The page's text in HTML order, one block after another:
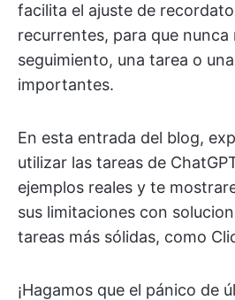
facilita el ajuste de
recurrentes, para que nunca
seguimiento, una tarea o
importantes.
En esta entrada del blog,
utilizar las tareas de
ejemplos reales y te
sus limitaciones con
tareas más sólidas, como
¡Hagamos que el pánico de